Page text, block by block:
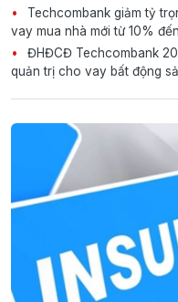
Techcombank giảm tỷ
vay mua nhà mới từ 10%
ĐHĐCĐ Techcombank
quản trị cho vay bất động